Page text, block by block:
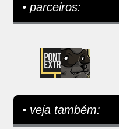
• parceiros:
• veja também: